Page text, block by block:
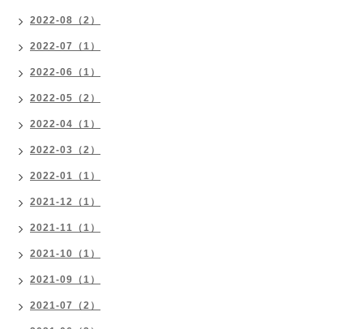
2022-08（2）
2022-07（1）
2022-06（1）
2022-05（2）
2022-04（1）
2022-03（2）
2022-01（1）
2021-12（1）
2021-11（1）
2021-10（1）
2021-09（1）
2021-07（2）